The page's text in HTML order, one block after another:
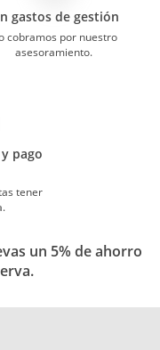
gastos de gestión
cobramos por nuestro
asesoramiento.
pago
tener
un 5% de ahorro